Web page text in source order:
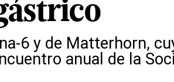
6 y de Matterhorn,
anual de la